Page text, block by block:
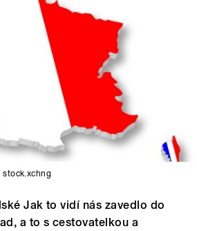
stock.xchng
Jak to vidí nás zavedlo do
a to s cestovatelkou a